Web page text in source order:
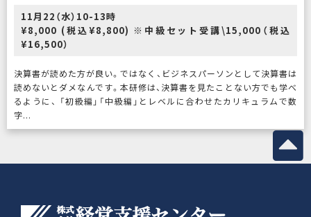
11月22（水）10-13時
¥8,000 (税込¥8,800) ※中級セット受講\15,000（税込
¥16,500）
決算書が読めた方が良い。ではなく、ビジネスパーソンとして決算書は
読めないとダメなんです。本研修は、決算書を見たことない方でも学べ
るように、 「初級編」「中級編」とレベルに合わせたカリキュラムで数
字...